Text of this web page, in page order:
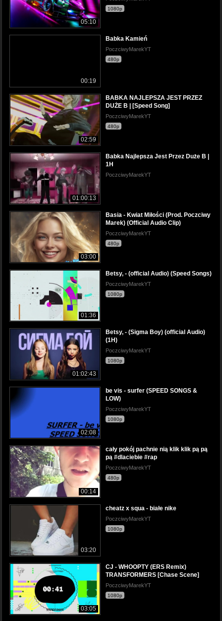
05:10
1080p
00:19
Babka Kamień
PoczciwyMarekYT
480p
02:59
BABKA NAJLEPSZA JEST PRZEZ
DUŻE B | [Speed Song]
PoczciwyMarekYT
480p
01:00:13
Babka Najlepsza Jest Przez Duże B |
1H
PoczciwyMarekYT
03:00
Basia - Kwiat Miłości (Prod. Poczciwy
Marek) (Official Audio Clip)
PoczciwyMarekYT
480p
01:36
Betsy, - (official Audio) (Speed Songs)
PoczciwyMarekYT
1080p
01:02:43
Betsy, - (Sigma Boy) (official Audio)
(1H)
PoczciwyMarekYT
1080p
02:08
be vis - surfer (SPEED SONGS &
LOW)
PoczciwyMarekYT
1080p
00:14
cały pokój pachnie nią klik klik pą pą
pą #dlaciebie #rap
PoczciwyMarekYT
480p
03:20
cheatz x squa - białe nike
PoczciwyMarekYT
1080p
03:05
CJ - WHOOPTY (ERS Remix)
TRANSFORMERS [Chase Scene]
PoczciwyMarekYT
1080p